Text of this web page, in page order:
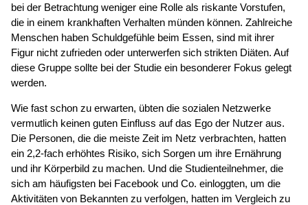
bei der Betrachtung weniger eine Rolle als riskante Vorstufen,
die in einem krankhaften Verhalten münden können. Zahlreiche
Menschen haben Schuldgefühle beim Essen, sind mit ihrer
Figur nicht zufrieden oder unterwerfen sich strikten Diäten. Auf
diese Gruppe sollte bei der Studie ein besonderer Fokus gelegt
werden.
Wie fast schon zu erwarten, übten die sozialen Netzwerke
vermutlich keinen guten Einfluss auf das Ego der Nutzer aus.
Die Personen, die die meiste Zeit im Netz verbrachten, hatten
ein 2,2-fach erhöhtes Risiko, sich Sorgen um ihre Ernährung
und ihr Körperbild zu machen. Und die Studienteilnehmer, die
sich am häufigsten bei Facebook und Co. einloggten, um die
Aktivitäten von Bekannten zu verfolgen, hatten im Vergleich zu